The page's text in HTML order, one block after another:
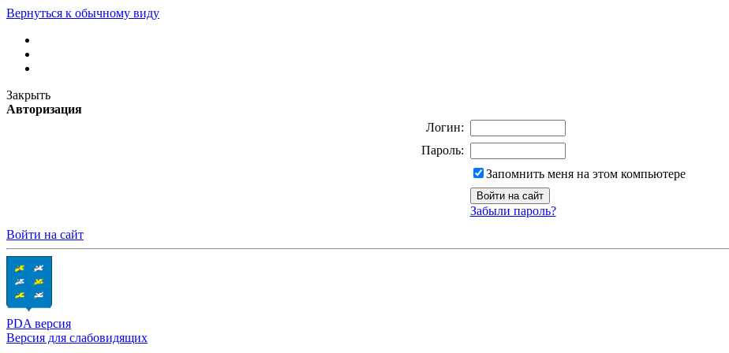
Вернуться к обычному виду
Закрыть
Авторизация
Логин:
Пароль:
Запомнить меня на этом компьютере
Забыли пароль?
Войти на сайт
PDA версия
Версия для слабовидящих